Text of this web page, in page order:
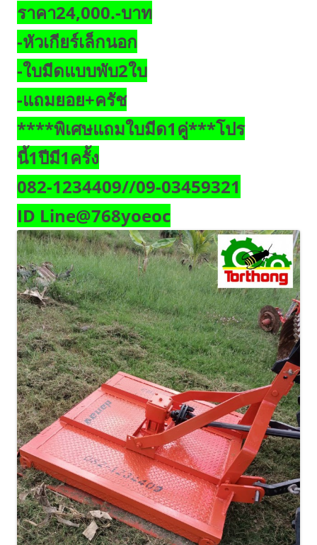
ราคา24,000.-บาท
-หัวเกียร์เล็กนอก
-ใบมีดแบบพับ2ใบ
-แถมยอย+ครัช
****พิเศษแถมใบมีด1คู่***โปร
นี้1ปีมี1ครั้ง
082-1234409//09-03459321
ID Line@768yoeoc